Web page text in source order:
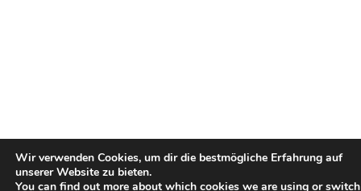
Wir verwenden Cookies, um dir die bestmögliche Erfahrung auf
unserer Website zu bieten.
You can find out more about which cookies we are using or switch